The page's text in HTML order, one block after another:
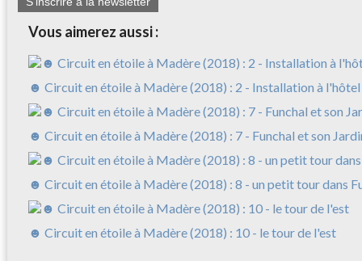
Vous aimerez aussi :
☻ Circuit en étoile à Madère (2018) : 2 - Installation à l'hôtel
☻ Circuit en étoile à Madère (2018) : 7 - Funchal et son
☻ Circuit en étoile à Madère (2018) : 8 - un petit tour dans
☻ Circuit en étoile à Madère (2018) : 10 - le tour de l'est